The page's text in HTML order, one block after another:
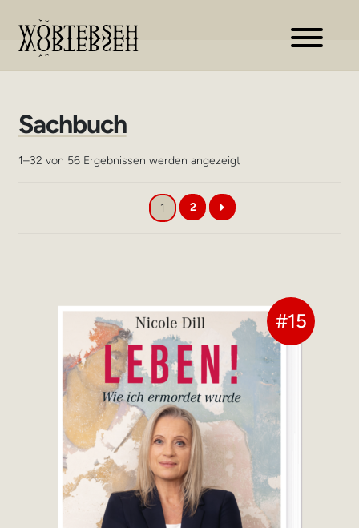
Zur
Navigation
Zum
Inhalt
Sachbuch
1–32 von 56 Ergebnissen werden angezeigtNach
1
2
#15